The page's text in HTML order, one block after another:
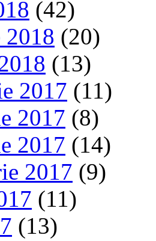
(42)
2018 (20)
(13)
2017 (11)
2017 (8)
2017 (14)
2017 (9)
(11)
(13)